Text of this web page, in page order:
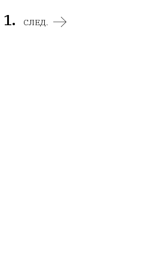
1. СЛЕД.